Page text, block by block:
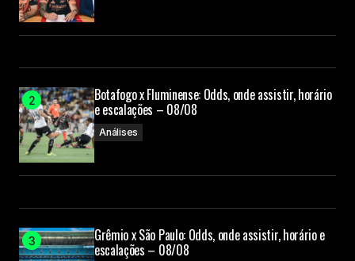
Botafogo x Fluminense: Odds, onde assistir, horário
e escalações – 08/08
Análises
Grêmio x São Paulo: Odds, onde assistir, horário e
escalações – 08/08